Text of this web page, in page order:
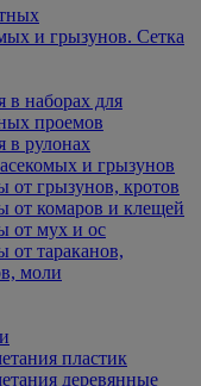
и грызунов. Сетка
в наборах для
проемов
в рулонах
и грызунов
от грызунов, кротов
от комаров и клещей
от мух и ос
от тараканов,
моли
пластик
деревянные